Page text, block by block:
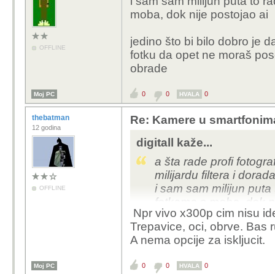
OFFLINE
moba, dok nije postojao ai
jedino što bi bilo dobro je
fotku da opet ne moraš
obrade
Moj PC 0 0 HVALA 0
thebatman
12 godina
OFFLINE
Re: Kamere u
digitall kaže...
a šta rade profi
milijardu filtera i
i sam sam milijun
fotkama s moba, dok
jedino što bi bilo
obraditi fotku da opet
Npr vivo x300p cim nisu
Trepavice, oci, obrve. Bas
A nema opcije za iskljucit.
Moj PC 0 0 HVALA 0